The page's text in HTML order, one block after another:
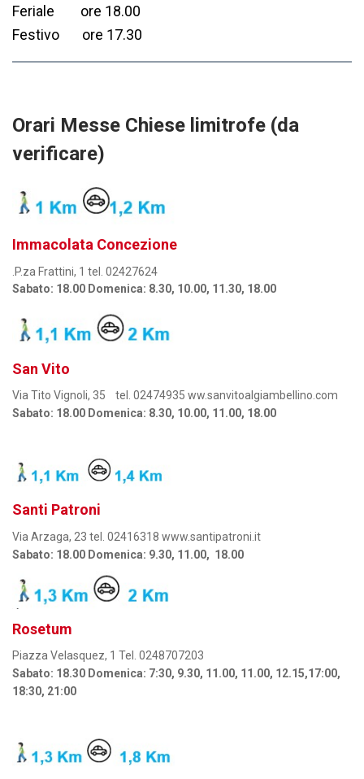
Feriale ore 18.00
Festivo ore 17.30
Orari Messe Chiese limitrofe (da
verificare)
Immacolata Concezione
.P.za Frattini, 1 tel. 02427624
Sabato: 18.00 Domenica: 8.30, 10.00, 11.30, 18.00
San Vito
Via Tito Vignoli, 35 tel. 02474935 ww.sanvitoalgiambellino.com
Sabato: 18.00 Domenica: 8.30, 10.00, 11.00, 18.00
Santi Patroni
Via Arzaga, 23 tel. 02416318 www.santipatroni.it
Sabato: 18.00 Domenica: 9.30, 11.00, 18.00
Rosetum
Piazza Velasquez, 1 Tel. 0248707203
Sabato: 18.30 Domenica: 7:30, 9.30, 11.00, 11.00, 12.15,17:00,
18:30, 21:00